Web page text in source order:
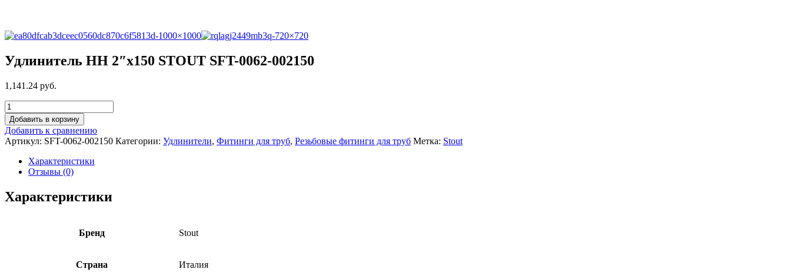
Удлинитель НН 2″x150 STOUT SFT-0062-002150
1,141.24 руб.
Добавить в корзину
Добавить к сравнению
Артикул: SFT-0062-002150 Категории: Удлинители, Фитинги для труб, Резьбовые фитинги для труб Метка: Stout
Характеристики
Отзывы (0)
Характеристики
Бренд Stout
Страна Италия